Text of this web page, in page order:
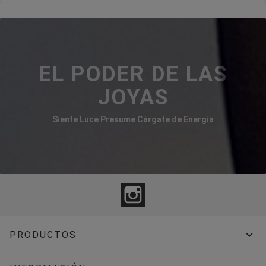
EL PODER DE LAS
JOYAS
Siente Luce Presume Cárgate de Energía
PRODUCTOS 